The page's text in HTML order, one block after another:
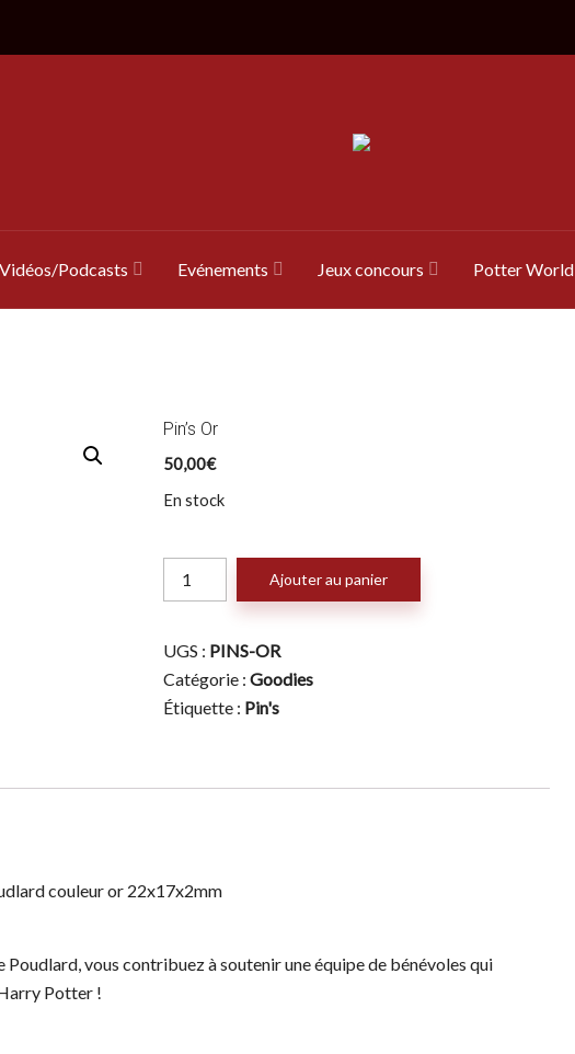
Vidéos/Podcasts Evénements Jeux concours Potter World
Pin’s Or
50,00€
En stock
quantité
Pin's
Ajouter au panier
UGS : PINS-OR
Catégorie : Goodies
Étiquette : Pin's
couleur or 22x17x2mm
Poudlard, vous contribuez à soutenir une équipe de bénévoles qui
Potter !